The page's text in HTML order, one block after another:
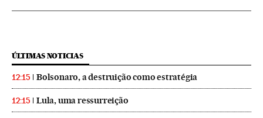
ÚLTIMAS NOTICIAS
12:15 Bolsonaro, a destruição como estratégia
12:15 Lula, uma ressurreição